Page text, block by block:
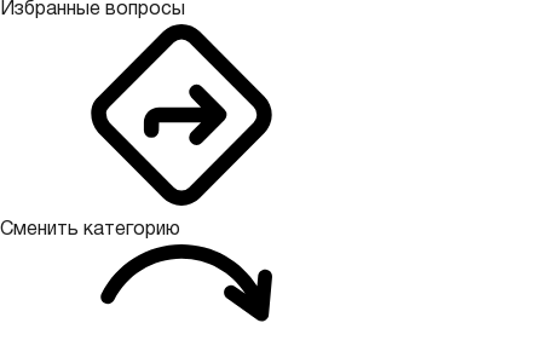
Избранные вопросы
Сменить категорию